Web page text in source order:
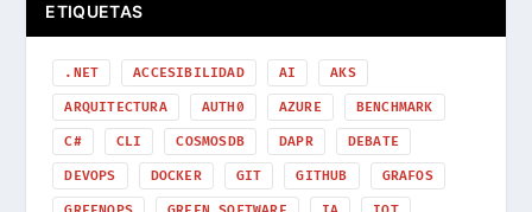
ETIQUETAS
.NET ACCESIBILIDAD AI AKS
ARQUITECTURA AUTH0 AZURE BENCHMARK
C# CLI COSMOSDB DAPR DEBATE
DEVOPS DOCKER GIT GITHUB GRAFOS